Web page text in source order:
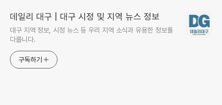
데일리 대구 | 대구 시정 및 지역 뉴스 정보
대구 지역 정보, 시정 뉴스 등 우리 지역 소식과 유용한 정보를
다룹니다.
구독하기